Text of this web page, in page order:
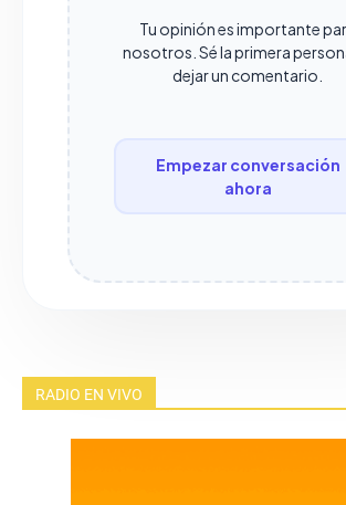
Tu opinión es importante
nosotros. Sé la primera
dejar un comentario.
Empezar conversación
ahora
RADIO EN VIVO